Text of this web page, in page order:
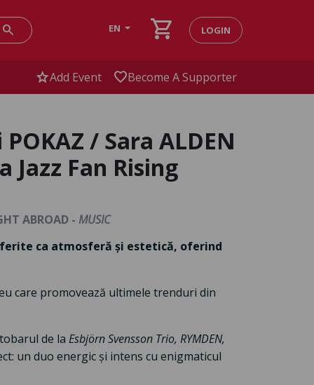
search EN shopping_cart LOGIN
starAdd Event favoriteBecome A Supporter
/ Sara ALDEN
Jazz Fan Rising
ABROAD - MUSIC
ca atmosferă și estetică, oferind
care promovează ultimele trenduri din
de la Esbjörn Svensson Trio, RYMDEN,
un duo energic și intens cu enigmaticul